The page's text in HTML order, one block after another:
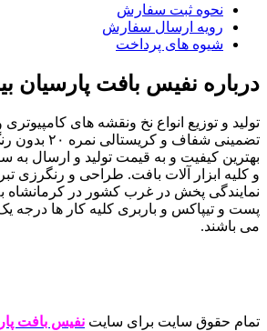
نحوه ثبت سفارش
رویه ارسال سفارش
شیوه های پرداخت
درباره نفیس بافت پارسیان
تولید و توزیع انواع نخ ونقشه های
تضمینی شفاف و
بهترین کیفیت و به قیمت تولید و ارسال
و کلیه ابزار آلات بافت. طراحی و رنگرزی
نمایندگی پخش در غرب کشور در کرمانشاه
پست و تیپاکس و باربری کلیه کار ها درجه
می باشند.
تمام حقوق سایت برای سایت نفیس بافت